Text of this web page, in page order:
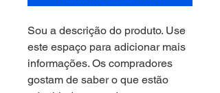
Sou a descrição do produto. Use
este espaço para adicionar mais
informações. Os compradores
gostam de saber o que estão